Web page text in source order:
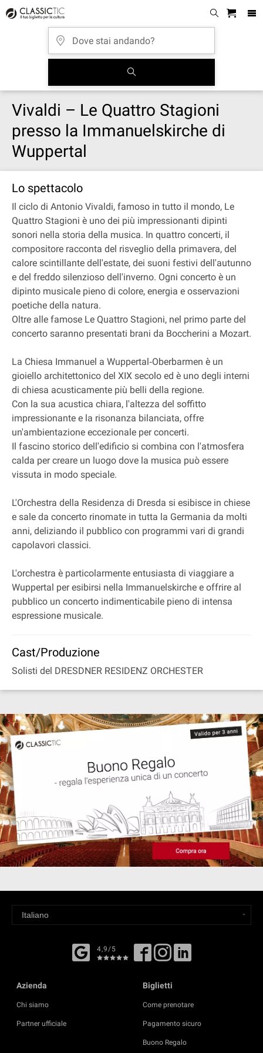
Vivaldi – Le Quattro Stagioni
presso la Immanuelskirche di
Wuppertal
Lo spettacolo
Il ciclo di Antonio Vivaldi, famoso in tutto il mondo, Le
Quattro Stagioni è uno dei più impressionanti dipinti
sonori nella storia della musica. In quattro concerti, il
compositore racconta del risveglio della primavera, del
calore scintillante dell'estate, dei suoni festivi dell'autunno
e del freddo silenzioso dell'inverno. Ogni concerto è un
dipinto musicale pieno di colore, energia e osservazioni
poetiche della natura.
Oltre alle famose Le Quattro Stagioni, nel primo parte del
concerto saranno presentati brani da Boccherini a Mozart.
La Chiesa Immanuel a Wuppertal‐Oberbarmen è un
gioiello architettonico del XIX secolo ed è uno degli interni
di chiesa acusticamente più belli della regione.
Con la sua acustica chiara, l'altezza del soffitto
impressionante e la risonanza bilanciata, offre
un'ambientazione eccezionale per concerti.
Il fascino storico dell'edificio si combina con l'atmosfera
calda per creare un luogo dove la musica può essere
vissuta in modo speciale.
L'Orchestra della Residenza di Dresda si esibisce in chiese
e sale da concerto rinomate in tutta la Germania da molti
anni, deliziando il pubblico con programmi vari di grandi
capolavori classici.
L'orchestra è particolarmente entusiasta di viaggiare a
Wuppertal per esibirsi nella Immanuelskirche e offrire al
pubblico un concerto indimenticabile pieno di intensa
espressione musicale.
Cast/Produzione
Solisti del DRESDNER RESIDENZ ORCHESTER
4,9/5
Azienda
Chi siamo
Partner ufficiale
Biglietti
Come prenotare
Pagamento sicuro
Buono Regalo